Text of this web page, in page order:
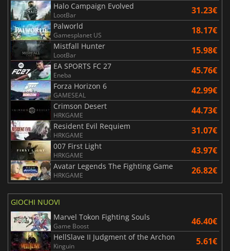
Halo Campaign Evolved
LootBar 31.23€
Palworld
Gamesplanet US 18.17€
Mistfall Hunter
LootBar 15.98€
EA SPORTS FC 27
Eneba 45.76€
Forza Horizon 6
GAMESEAL 42.99€
Crimson Desert
HRKGAME 44.73€
Resident Evil Requiem
HRKGAME 31.07€
007 First Light
HRKGAME 43.97€
Avatar Legends The Fighting Game
HRKGAME 26.82€
GIOCHI NUOVI
Marvel Tokon Fighting Souls
Game Boost 46.40€
HellSlave II Judgment of the Archon
Kinguin 5.61€